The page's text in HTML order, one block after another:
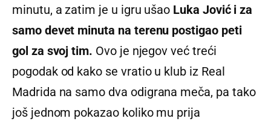
minutu, a zatim je u igru ušao Luka Jović i za
samo devet minuta na terenu postigao peti
gol za svoj tim. Ovo je njegov već treći
pogodak od kako se vratio u klub iz Real
Madrida na samo dva odigrana meča, pa tako
još jednom pokazao koliko mu prija